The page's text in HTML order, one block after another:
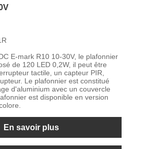
E-mark R10 10-30V, le plafonnier
de 120 LED 0,2W, il peut être
tactile, un capteur PIR,
Le plafonnier est constitué
d'aluminium avec un couvercle
est disponible en version
En savoir plus